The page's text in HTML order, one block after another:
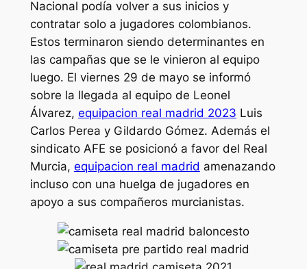
Nacional podía volver a sus inicios y
contratar solo a jugadores colombianos.
Estos terminaron siendo determinantes en
las campañas que se le vinieron al equipo
luego. El viernes 29 de mayo se informó
sobre la llegada al equipo de Leonel
Álvarez, equipacion real madrid 2023 Luis
Carlos Perea y Gildardo Gómez. Además el
sindicato AFE se posicionó a favor del Real
Murcia, equipacion real madrid amenazando
incluso con una huelga de jugadores en
apoyo a sus compañeros murcianistas.